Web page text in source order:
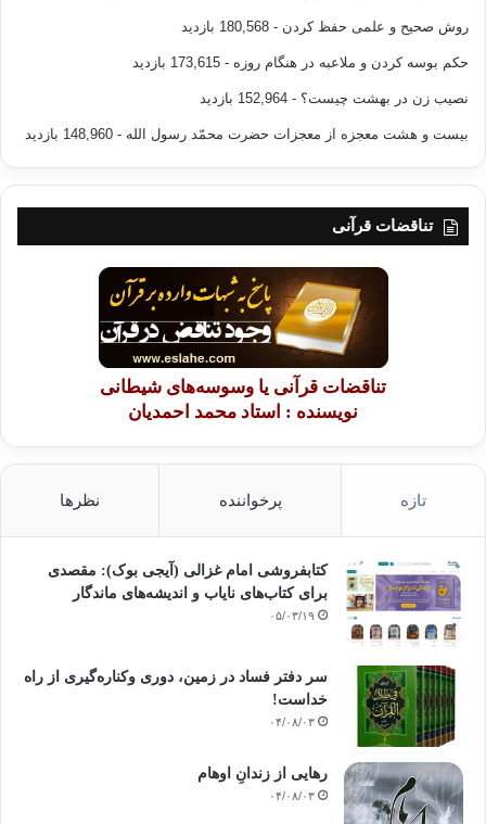
روش صحیح و علمی حفظ کردن - 180,568 بازدید
حکم بوسه کردن و ملاعبه در هنگام روزه - 173,615 بازدید
نصیب زن در بهشت چیست؟ - 152,964 بازدید
بیست و هشت معجزه از معجزات حضرت محمّد رسول الله - 148,960 بازدید
تناقضات قرآنی
تناقضات قرآنی یا وسوسه‌های شیطانی
نویسنده : استاد محمد احمدیان
تازه پرخواننده نظرها
کتابفروشی امام غزالی (آیجی بوک): مقصدی
برای کتاب‌های نایاب و اندیشه‌های ماندگار
۰۵/۰۳/۱۹
سر دفتر فساد در زمین‌، دوری وکناره‌گیری از راه
خداست‌!
۰۴/۰۸/۰۳
رهایی از زندانِ اوهام
۰۴/۰۸/۰۳